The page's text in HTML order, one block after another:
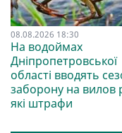
08.08.2026 18:30
На водоймах
Дніпропетровської
області вводять
заборону на вилов
які штрафи